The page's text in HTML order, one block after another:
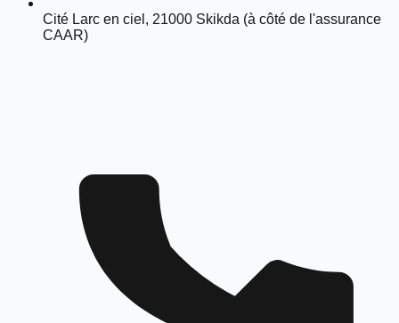
Cité Larc en ciel, 21000 Skikda (à côté de l'assurance
CAAR)